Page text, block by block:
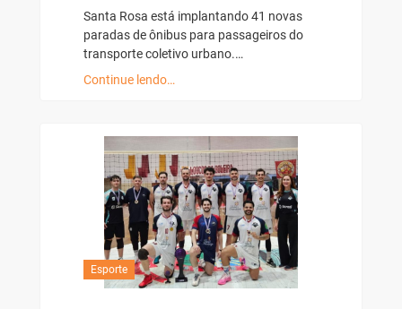
Santa Rosa está implantando 41 novas
paradas de ônibus para passageiros do
transporte coletivo urbano.…
Continue lendo…
Esporte